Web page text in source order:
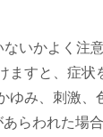
いかよく注
ますと、症状
ゆみ、刺激
らわれた場